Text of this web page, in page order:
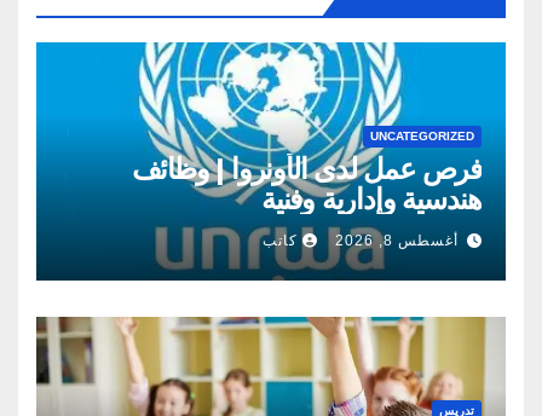
UNCATEGORIZED
فرص عمل لدى الأونروا | وظائف
هندسية وإدارية وفنية
أغسطس 8, 2026 كاتب
تدريس